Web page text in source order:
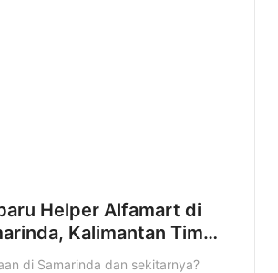
Helper Alfamart di
Kalimantan Timur
2025
di Samarinda dan sekitarnya?